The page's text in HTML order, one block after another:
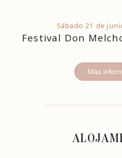
Sábado 21 de
Festival Don
Más